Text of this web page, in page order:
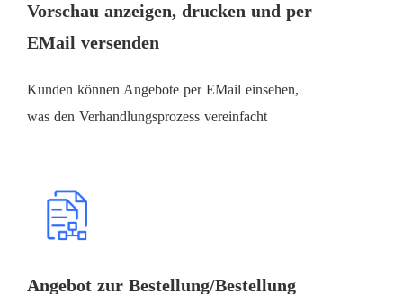
Vorschau anzeigen, drucken und per
EMail versenden
Kunden können Angebote per EMail einsehen,
was den Verhandlungsprozess vereinfacht
Angebot zur Bestellung/Bestellung